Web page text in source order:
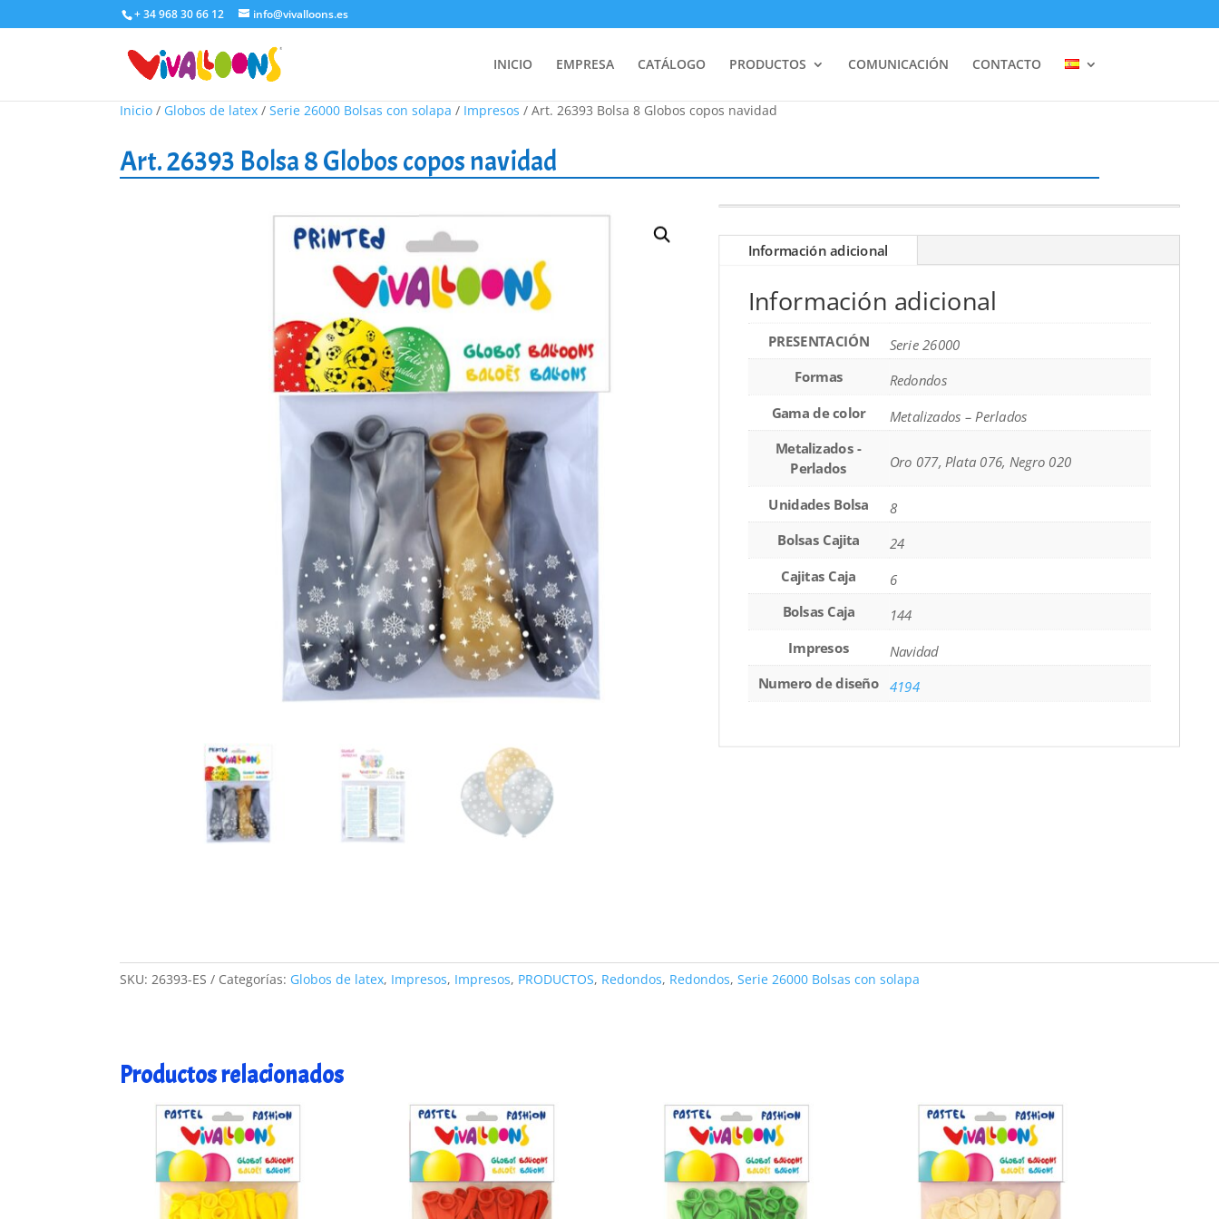
+ 34 968 30 66 12 info@vivalloons.es
INICIO EMPRESA CATÁLOGO PRODUCTOS COMUNICACIÓN CONTACTO
Inicio / Globos de latex / Serie 26000 Bolsas con solapa / Impresos / Art. 26393 Bolsa 8 Globos copos navidad
Art. 26393 Bolsa 8 Globos copos navidad
Información adicional
Información adicional
PRESENTACIÓN
Serie 26000
Formas
Redondos
Gama de color Metalizados – Perlados
Metalizados -
Perlados Oro 077, Plata 076, Negro 020
Unidades Bolsa
8
Bolsas Cajita
24
Cajitas Caja
6
Bolsas Caja
144
Impresos
Navidad
Numero de diseño
4194
SKU: 26393-ES Categorías: Globos de latex, Impresos, Impresos, PRODUCTOS, Redondos, Redondos, Serie 26000 Bolsas con solapa
Productos relacionados